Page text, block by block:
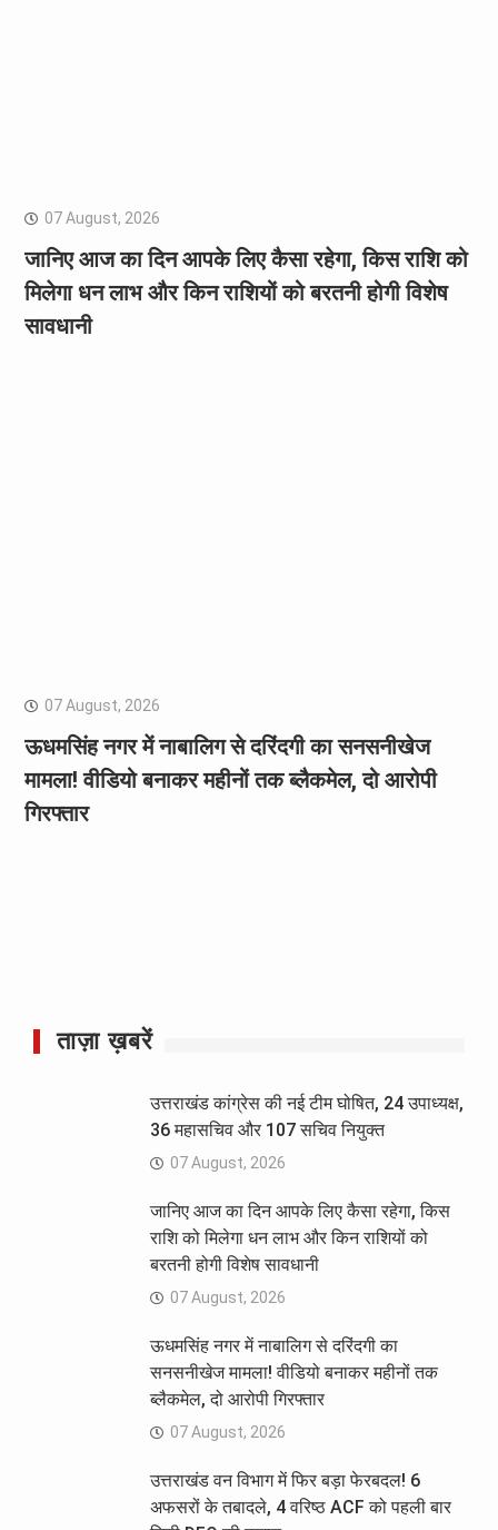
07 August, 2026
जानिए आज का दिन आपके लिए कैसा रहेगा, किस राशि को
मिलेगा धन लाभ और किन राशियों को बरतनी होगी विशेष
सावधानी
07 August, 2026
ऊधमसिंह नगर में नाबालिग से दरिंदगी का सनसनीखेज
मामला! वीडियो बनाकर महीनों तक ब्लैकमेल, दो आरोपी
गिरफ्तार
ताज़ा ख़बरें
उत्तराखंड कांग्रेस की नई टीम घोषित, 24 उपाध्यक्ष,
36 महासचिव और 107 सचिव नियुक्त
07 August, 2026
जानिए आज का दिन आपके लिए कैसा रहेगा, किस
राशि को मिलेगा धन लाभ और किन राशियों को
बरतनी होगी विशेष सावधानी
07 August, 2026
ऊधमसिंह नगर में नाबालिग से दरिंदगी का
सनसनीखेज मामला! वीडियो बनाकर महीनों तक
ब्लैकमेल, दो आरोपी गिरफ्तार
07 August, 2026
उत्तराखंड वन विभाग में फिर बड़ा फेरबदल! 6
अफसरों के तबादले, 4 वरिष्ठ ACF को पहली बार